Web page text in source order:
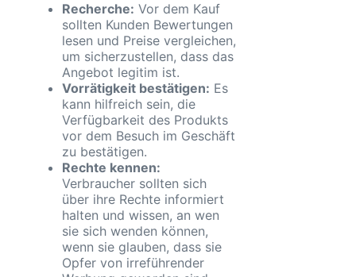
Recherche: Vor dem Kauf
sollten Kunden Bewertungen
lesen und Preise vergleichen,
um sicherzustellen, dass das
Angebot legitim ist.
Vorrätigkeit bestätigen: Es
kann hilfreich sein, die
Verfügbarkeit des Produkts
vor dem Besuch im Geschäft
zu bestätigen.
Rechte kennen:
Verbraucher sollten sich
über ihre Rechte informiert
halten und wissen, an wen
sie sich wenden können,
wenn sie glauben, dass sie
Opfer von irreführender